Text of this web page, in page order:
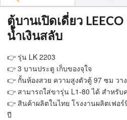
ตู้บานเปิดเดี่ยว
น้ำเงินสลับ
👉 รุ่น LK 2203
👉 3 บานประตู เก็บของจุใจ
👉 กั้นห้องสวย ความสูงตัวตู้ 97 ซม วา
👉 สามารถใส่ขารุ่น L1-80 ได้ สำหรับ
👉 สินค้าผลิตในไทย โรงงานผลิตเฟอ
ปี